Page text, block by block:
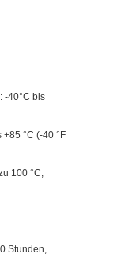
-40°C bis
°C (-40 °F
100 °C,
Stunden,